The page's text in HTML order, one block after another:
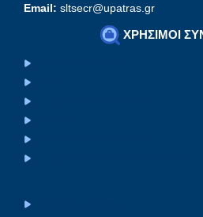
Email: sltsecr@upatras.gr
ΧΡΗΣΙΜΟΙ